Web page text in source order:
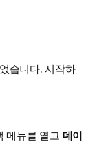
습니다. 시작하
메뉴를 열고 데이